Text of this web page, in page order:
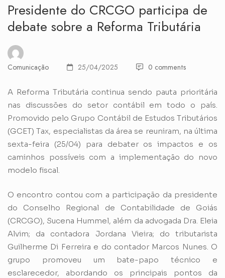
Presidente do CRCGO participa de
debate sobre a Reforma Tributária
Comunicação 25/04/2025 0 comments
A Reforma Tributária continua sendo pauta prioritária
nas discussões do setor contábil em todo o país.
Promovido pelo Grupo Contábil de Estudos Tributários
(GCET) Tax, especialistas da área se reuniram, na última
sexta-feira (25/04) para debater os impactos e os
caminhos possíveis com a implementação do novo
modelo fiscal.
O encontro contou com a participação da presidente
do Conselho Regional de Contabilidade de Goiás
(CRCGO), Sucena Hummel, além da advogada Dra. Eleia
Alvim; da contadora Jordana Vieira; do tributarista
Guilherme Di Ferreira e do contador Marcos Nunes. O
grupo promoveu um bate-papo técnico e
esclarecedor, abordando os principais pontos da